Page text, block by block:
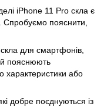
iPhone 11 Pro скла є
Спробуємо пояснити,
для смартфонів,
пояснюють
характеристики або
добре поєднуються із